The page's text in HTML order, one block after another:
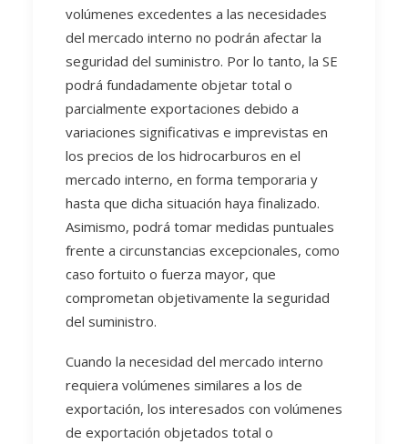
volúmenes excedentes a las necesidades
del mercado interno no podrán afectar la
seguridad del suministro. Por lo tanto, la SE
podrá fundadamente objetar total o
parcialmente exportaciones debido a
variaciones significativas e imprevistas en
los precios de los hidrocarburos en el
mercado interno, en forma temporaria y
hasta que dicha situación haya finalizado.
Asimismo, podrá tomar medidas puntuales
frente a circunstancias excepcionales, como
caso fortuito o fuerza mayor, que
comprometan objetivamente la seguridad
del suministro.
Cuando la necesidad del mercado interno
requiera volúmenes similares a los de
exportación, los interesados con volúmenes
de exportación objetados total o